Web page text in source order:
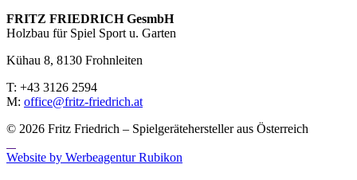
FRITZ FRIED­RICH GesmbH
Holzbau für Spiel Sport u. Garten
Kühau 8, 8130 Frohn­leiten
T: +43 3126 2594
M: office@fritz-fried­rich.at
© 2026 Fritz Friedrich – Spielgerätehersteller aus Österreich
Website by Werbeagentur Rubikon